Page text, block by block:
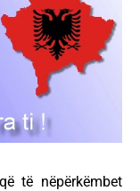
të nëpërkëmbet